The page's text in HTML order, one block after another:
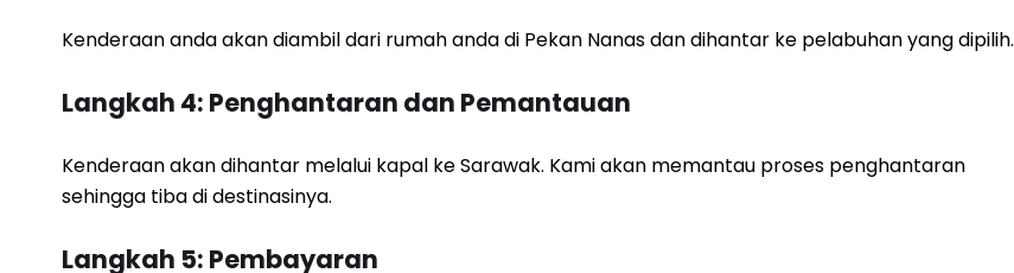
Kenderaan anda akan diambil dari rumah anda di Pekan Nanas dan dihantar ke pelabuhan yang dipilih.
Langkah 4: Penghantaran dan Pemantauan
Kenderaan akan dihantar melalui kapal ke Sarawak. Kami akan memantau proses penghantaran
sehingga tiba di destinasinya.
Langkah 5: Pembayaran